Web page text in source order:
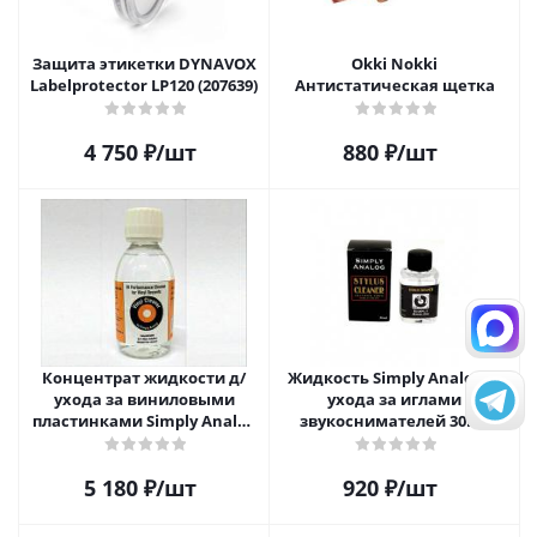
Защита этикетки DYNAVOX
Labelprotector LP120 (207639)
4 750₽/шт
Okki Nokki
Антистатическая щетка
880 ₽/шт
Концентрат жидкости д/
ухода за виниловыми
пластинками Simply Analog
200мл
5 180₽/шт
Жидкость Simply Analog д/
ухода за иглами
звукоснимателей 30мл
920 ₽/шт